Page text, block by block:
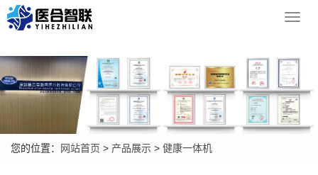
您的位置： 网站首页 > 产品展示 > 健康一体机